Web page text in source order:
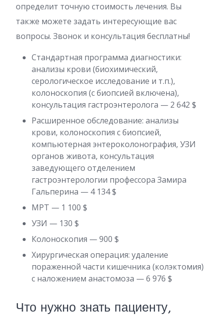
определит точную стоимость лечения. Вы
также можете задать интересующие вас
вопросы. Звонок и консультация бесплатны!
Стандартная программа диагностики:
анализы крови (биохимический,
серологическое исследование и т.п.),
колоноскопия (с биопсией включена),
консультация гастроэнтеролога — 2 642 $
Расширенное обследование: анализы
крови, колоноскопия с биопсией,
компьютерная энтероколонография, УЗИ
органов живота, консультация
заведующего отделением
гастроэнтерологии профессора Замира
Гальперина — 4 134 $
МРТ — 1 100 $
УЗИ — 130 $
Колоноскопия — 900 $
Хирургическая операция: удаление
пораженной части кишечника (колэктомия)
с наложением анастомоза — 6 976 $
Что нужно знать пациенту,